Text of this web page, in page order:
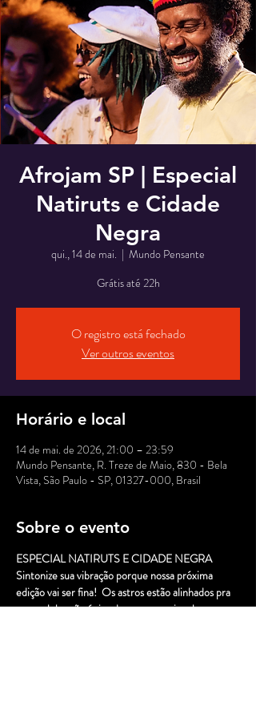
Afrojam SP | Especial
Natiruts e Cidade
Negra
qui., 14 de mai.
  |
Mundo Pensante
Grátis até 22h
O registro está fechado
Ver outros eventos
Horário e local
14 de mai. de 2026, 21:00 – 23:59
Mundo Pensante, R. Treze de Maio, 830 - Bela
Vista, São Paulo - SP, 01327-000, Brasil
Sobre o evento
ESPECIAL NATIRUTS E CIDADE NEGRA
Sintonize sua vibração porque nossa próxima
edição vai ser fina!  Os astros estão alinhados pra
essa celebração única do reggae nacional -